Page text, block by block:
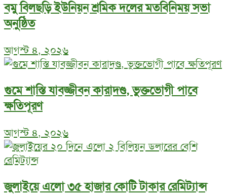
বমু বিলছড়ি ইউনিয়ন শ্রমিক দলের মতবিনিময় সভা
অনুষ্ঠিত
আগস্ট ৪, ২০২৬
গুমে শাস্তি যাবজ্জীবন কারাদণ্ড, ভুক্তভোগী পাবে
ক্ষতিপূরণ
আগস্ট ৪, ২০২৬
জুলাইয়ে এলো ৩৫ হাজার কোটি টাকার রেমিট্যান্স